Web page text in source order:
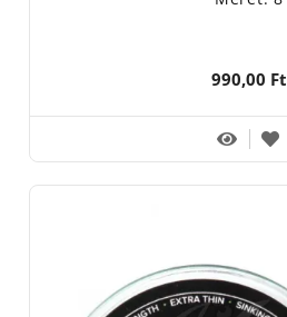
990,00 Ft